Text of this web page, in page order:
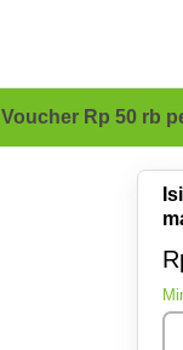
Voucher Rp 50 rb